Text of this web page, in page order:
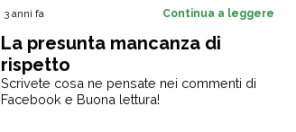
3 anni fa Continua a leggere
La presunta mancanza di
rispetto
Scrivete cosa ne pensate nei commenti di
Facebook e Buona lettura!